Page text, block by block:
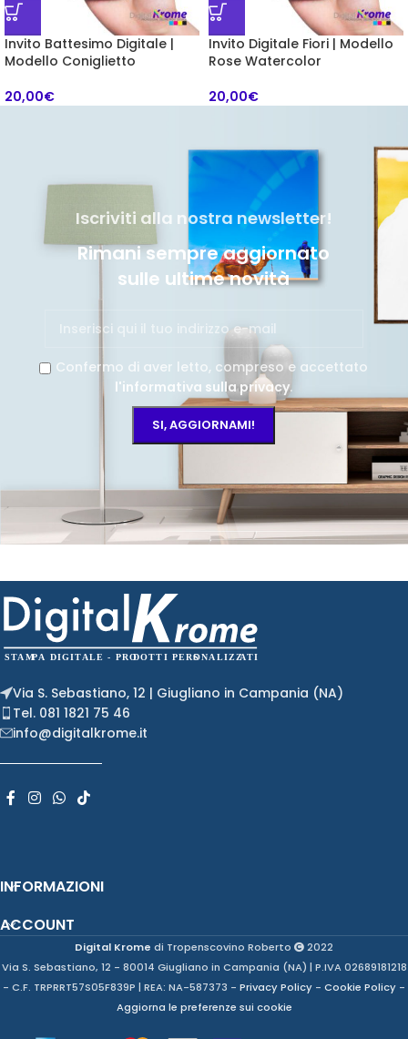
Invito Battesimo Digitale |
Modello Coniglietto
20,00€
Invito Digitale Fiori | Modello
Rose Watercolor
20,00€
Iscriviti alla nostra newsletter!
Rimani sempre aggiornato
sulle ultime novità
Confermo di aver letto, compreso e accettato
l'informativa sulla privacy.
Via S. Sebastiano, 12 | Giugliano in Campania (NA)
Tel. 081 1821 75 46
info@digitalkrome.it
INFORMAZIONI
ACCOUNT
Digital Krome di Tropenscovino Roberto
2022
Via S. Sebastiano, 12 - 80014 Giugliano in Campania (NA) | P.IVA 02689181218
- C.F. TRPRRT57S05F839P | REA: NA-587373 - Privacy Policy - Cookie Policy -
Aggiorna le preferenze sui cookie